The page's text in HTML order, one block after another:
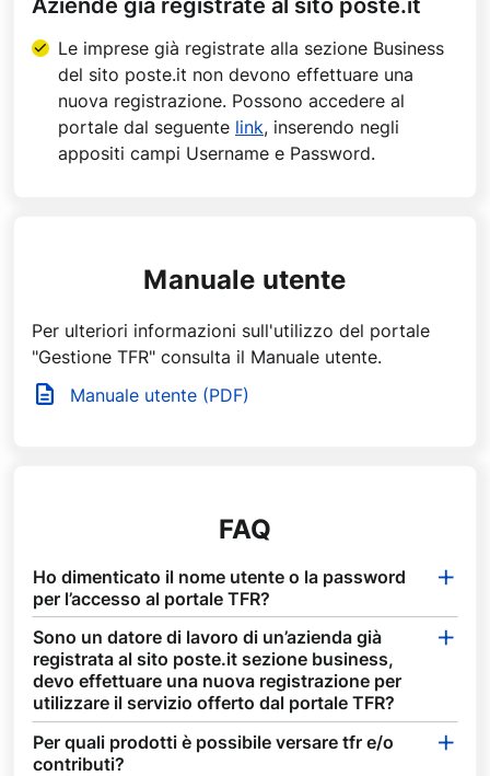
Aziende già registrate al sito poste.it
Le imprese già registrate alla sezione Business
del sito poste.it non devono effettuare una
nuova registrazione. Possono accedere al
portale dal seguente link, inserendo negli
appositi campi Username e Password.
Manuale utente
Per ulteriori informazioni sull'utilizzo del portale
"Gestione TFR" consulta il Manuale utente.
Manuale utente (PDF)
FAQ
Ho dimenticato il nome utente o la password
per l’accesso al portale TFR?
Sono un datore di lavoro di un’azienda già
registrata al sito poste.it sezione business,
devo effettuare una nuova registrazione per
utilizzare il servizio offerto dal portale TFR?
Per quali prodotti è possibile versare tfr e/o
contributi?